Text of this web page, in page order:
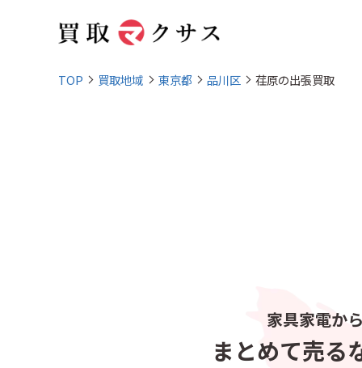
TOP 買取地域 東京都 品川区 荏原の出張買取
家具家電か
まとめて売る